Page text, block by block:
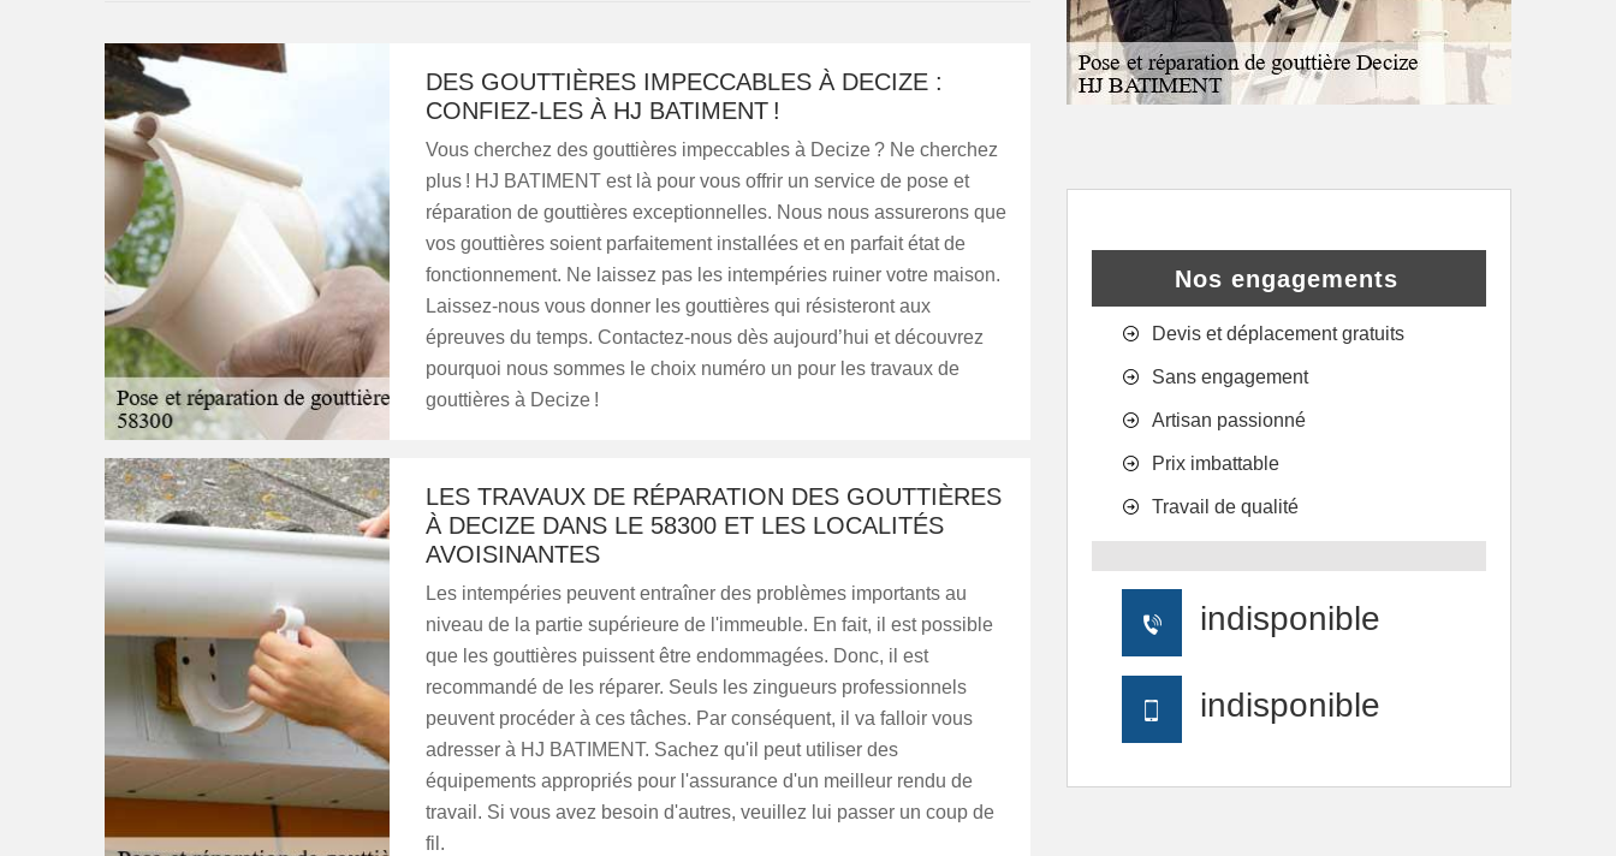
DES GOUTTIÈRES IMPECCABLES À DECIZE :
CONFIEZ-LES À HJ BATIMENT !
Vous cherchez des gouttières impeccables à Decize ? Ne cherchez
plus ! HJ BATIMENT est là pour vous offrir un service de pose et
réparation de gouttières exceptionnelles. Nous nous assurerons que
vos gouttières soient parfaitement installées et en parfait état de
fonctionnement. Ne laissez pas les intempéries ruiner votre maison.
Laissez-nous vous donner les gouttières qui résisteront aux
épreuves du temps. Contactez-nous dès aujourd’hui et découvrez
pourquoi nous sommes le choix numéro un pour les travaux de
gouttières à Decize !
LES TRAVAUX DE RÉPARATION DES GOUTTIÈRES
À DECIZE DANS LE 58300 ET LES LOCALITÉS
AVOISINANTES
Les intempéries peuvent entraîner des problèmes importants au
niveau de la partie supérieure de l'immeuble. En fait, il est possible
que les gouttières puissent être endommagées. Donc, il est
recommandé de les réparer. Seuls les zingueurs professionnels
peuvent procéder à ces tâches. Par conséquent, il va falloir vous
adresser à HJ BATIMENT. Sachez qu'il peut utiliser des
équipements appropriés pour l'assurance d'un meilleur rendu de
travail. Si vous avez besoin d'autres, veuillez lui passer un coup de
fil.
Nos engagements
Devis et déplacement gratuits
Sans engagement
Artisan passionné
Prix imbattable
Travail de qualité
indisponible
indisponible